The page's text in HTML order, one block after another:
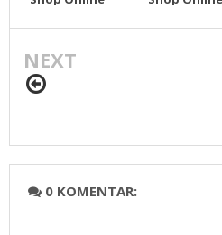
NEXT
0 KOMENTAR: